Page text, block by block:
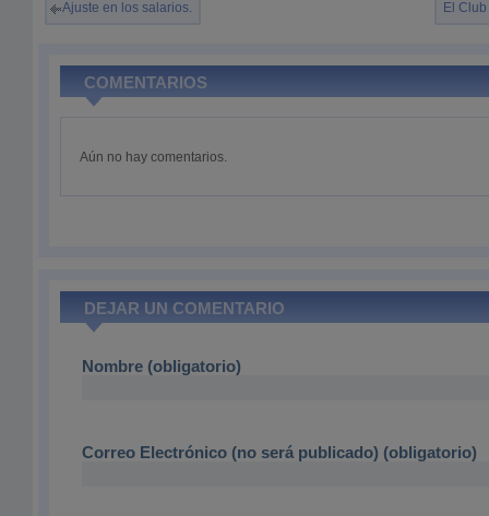
Ajuste en los salarios. El
COMENTARIOS
Aún no hay comentarios.
DEJAR UN COMENTARIO
Nombre (obligatorio)
Correo Electrónico (no será publicado) (obligatorio)